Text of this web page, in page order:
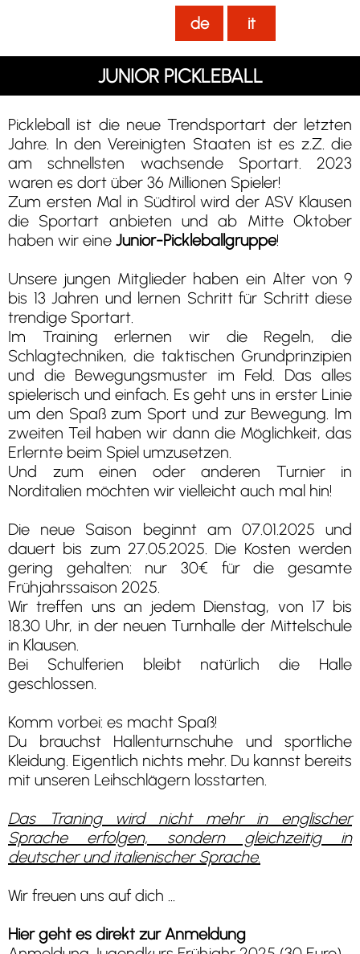
it
de
JUNIOR PICKLEBALL
Pickleball ist die neue Trendsportart der letzten
Jahre. In den Vereinigten Staaten ist es z.Z. die
am schnellsten wachsende Sportart. 2023
waren es dort über 36 Millionen Spieler!
Zum ersten Mal in Südtirol wird der ASV Klausen
die Sportart anbieten und ab Mitte Oktober
haben wir eine Junior-Pickleballgruppe!
Unsere jungen Mitglieder haben ein Alter von 9
bis 13 Jahren und lernen Schritt für Schritt diese
trendige Sportart.
Im Training erlernen wir die Regeln, die
Schlagtechniken, die taktischen Grundprinzipien
und die Bewegungsmuster im Feld. Das alles
spielerisch und einfach. Es geht uns in erster Linie
um den Spaß zum Sport und zur Bewegung. Im
zweiten Teil haben wir dann die Möglichkeit, das
Erlernte beim Spiel umzusetzen.
Und zum einen oder anderen Turnier in
Norditalien möchten wir vielleicht auch mal hin!
Die neue Saison beginnt am 07.01.2025 und
dauert bis zum 27.05.2025. Die Kosten werden
gering gehalten: nur 30€ für die gesamte
Frühjahrssaison 2025.
Wir treffen uns an jedem Dienstag, von 17 bis
18.30 Uhr, in der neuen Turnhalle der Mittelschule
in Klausen.
Bei Schulferien bleibt natürlich die Halle
geschlossen.
Komm vorbei: es macht Spaß!
Du brauchst Hallenturnschuhe und sportliche
Kleidung. Eigentlich nichts mehr. Du kannst bereits
mit unseren Leihschlägern losstarten.
Das Traning wird nicht mehr in englischer
Sprache erfolgen, sondern gleichzeitig in
deutscher und italienischer Sprache.
Wir freuen uns auf dich ...
Hier geht es direkt zur Anmeldung